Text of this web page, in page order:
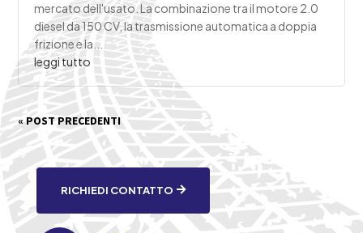
mercato dell'usato. La combinazione tra il motore 2.0
diesel da 150 CV, la trasmissione automatica a doppia
frizione e la...
leggi tutto
« POST PRECEDENTI
RICHIEDI CONTATTO